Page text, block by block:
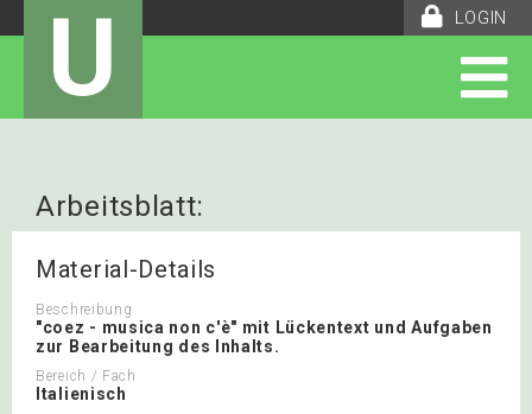
LOGIN
U
Arbeitsblatt:
Italienisch_canzone_Lückentext
Material-Details
Beschreibung
"coez - musica non c'è" mit Lückentext und Aufgaben
zur Bearbeitung des Inhalts.
Bereich / Fach
Italienisch